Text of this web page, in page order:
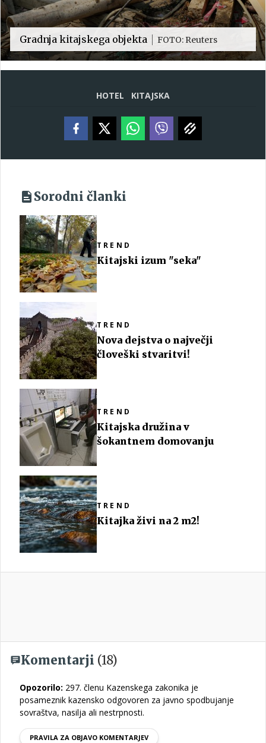
Gradnja kitajskega objekta FOTO: Reuters
HOTEL KITAJSKA
Sorodni članki
TREND
Kitajski izum "seka"
TREND
Nova dejstva o največji
človeški stvaritvi!
TREND
Kitajska družina v
šokantnem domovanju
TREND
Kitajka živi na 2 m2!
Komentarji (18)
Opozorilo: 297. členu Kazenskega zakonika je
posameznik kazensko odgovoren za javno spodbujanje
sovraštva, nasilja ali nestrpnosti.
PRAVILA ZA OBJAVO KOMENTARJEV